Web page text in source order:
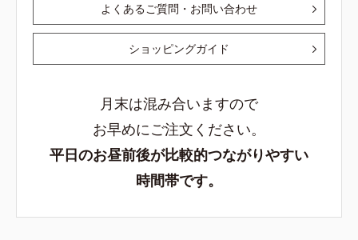
よくあるご質問・お問い合わせ
ショッピングガイド
月末は混み合いますので
お早めにご注文ください。
平日のお昼前後が比較的つながりやすい
時間帯です。